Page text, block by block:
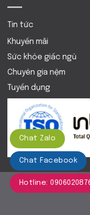
Tin tức
Khuyến mãi
Sức khỏe giấc ngủ
Chuyên gia nệm
Tuyển dụng
2019.
Chat Zalo
Chat Facebook
Hotline: